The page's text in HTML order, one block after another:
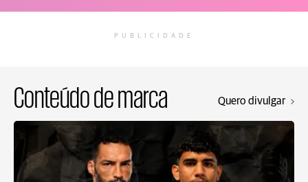
PUBLICIDADE
Conteúdo de marca Quero divulgar